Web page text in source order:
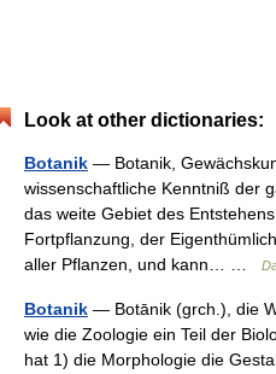
Look at other dictionaries:
Botanik — Botanik,
wissenschaftliche Kenntniß der
das weite Gebiet des
Fortpflanzung, der
aller Pflanzen, und kann… …
Botanik — Botānik (grch.), die
wie die Zoologie ein Teil der
hat 1) die Morphologie die